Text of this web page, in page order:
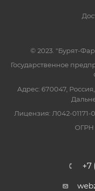
© 2023. "Бурят-
Государственное
Адрес: 670047,
Лицензия: Л042-01171-
ОГРН
+7